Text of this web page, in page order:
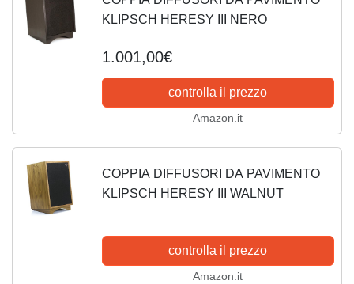
KLIPSCH HERESY III NERO
1.001,00€
controlla il prezzo
Amazon.it
COPPIA DIFFUSORI DA PAVIMENTO
KLIPSCH HERESY III WALNUT
controlla il prezzo
Amazon.it